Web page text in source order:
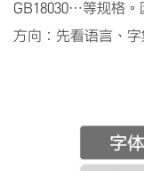
GB18030…等规格
方向：先看语言、